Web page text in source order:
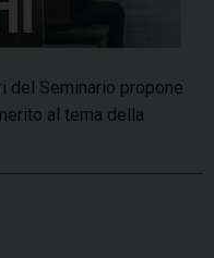
del Seminario propone
al tema della